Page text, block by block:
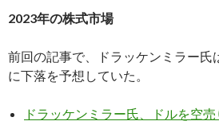
2023年の株式市場
前回の記事で、ドラッケンミラー氏
に下落を予想していた。
ドラッケンミラー氏、ドルを空